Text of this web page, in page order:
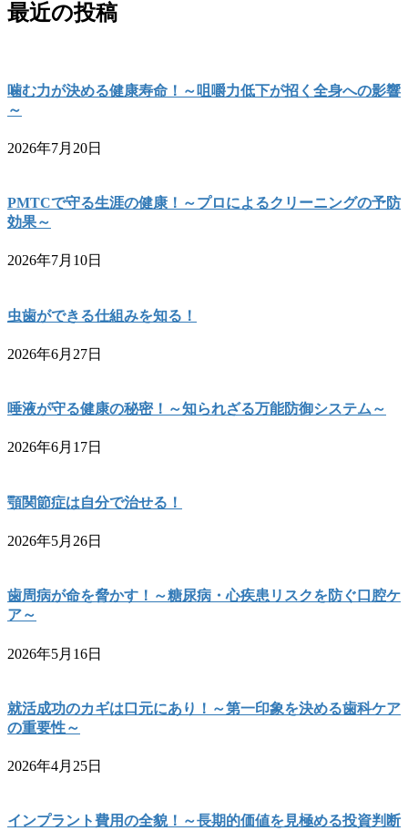
最近の投稿
噛む力が決める健康寿命！～咀嚼力低下が招く全身への影響
～
2026年7月20日
PMTCで守る生涯の健康！～プロによるクリーニングの予防
効果～
2026年7月10日
虫歯ができる仕組みを知る！
2026年6月27日
唾液が守る健康の秘密！～知られざる万能防御システム～
2026年6月17日
顎関節症は自分で治せる！
2026年5月26日
歯周病が命を脅かす！～糖尿病・心疾患リスクを防ぐ口腔ケ
ア～
2026年5月16日
就活成功のカギは口元にあり！～第一印象を決める歯科ケア
の重要性～
2026年4月25日
インプラント費用の全貌！～長期的価値を見極める投資判断